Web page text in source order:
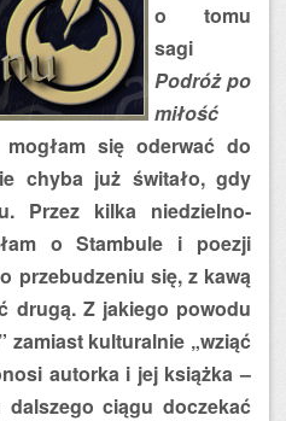
o tomu
sagi
Podróż po
miłość
się oderwać do
chyba już świtało, gdy
Przez kilka niedzielno-
o Stambule i poezji
przebudzeniu się, z kawą
drugą. Z jakiego powodu
zamiast kulturalnie „wziąć
autorka i jej książka –
ciągu doczekać